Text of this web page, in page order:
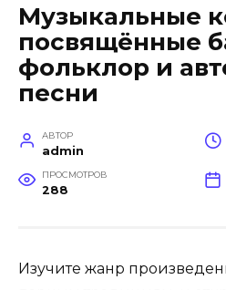
Музыкальные
посвящённые
фольклор и
песни
АВТОР
admin
ПРОСМОТРОВ
288
Изучите жанр